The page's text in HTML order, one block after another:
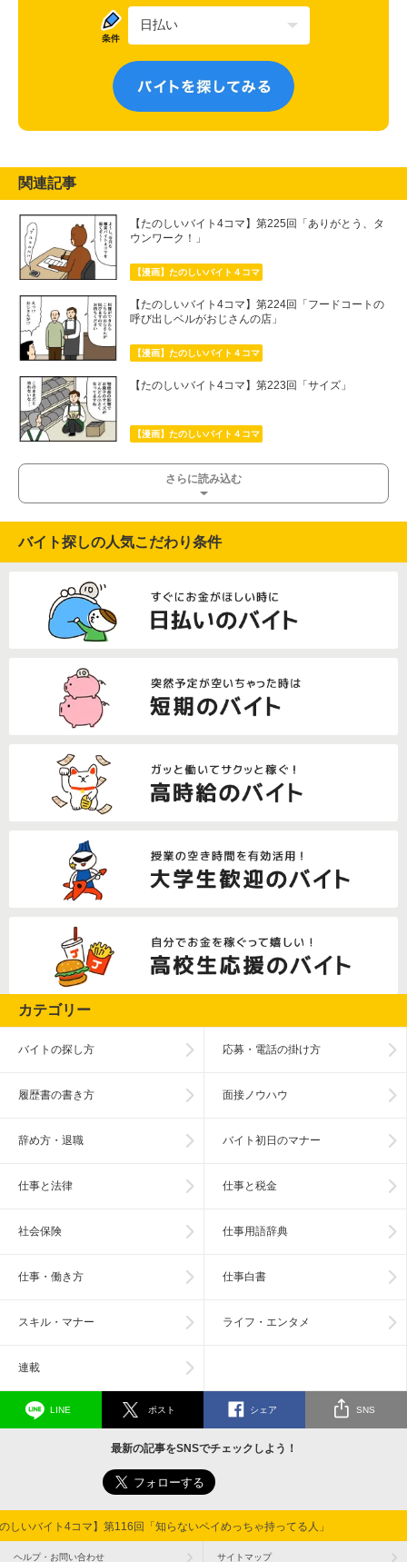
関連記事
【たのしいバイト4コマ】第225回「ありがとう、タ
ウンワーク！」
【漫画】たのしいバイト４コマ
【たのしいバイト4コマ】第224回「フードコートの
呼び出しベルがおじさんの店」
【漫画】たのしいバイト４コマ
【たのしいバイト4コマ】第223回「サイズ」
【漫画】たのしいバイト４コマ
さらに読み込む
バイト探しの人気こだわり条件
カテゴリー
バイトの探し方 応募・電話の掛け方
履歴書の書き方 面接ノウハウ
辞め方・退職 バイト初日のマナー
仕事と法律 仕事と税金
社会保険 仕事用語辞典
仕事・働き方 仕事白書
スキル・マナー ライフ・エンタメ
連載
LINE ポスト シェア SNS
最新の記事をSNSでチェックしよう！
しいバイト4コマ】第116回「知らないペイめっちゃ持ってる人」
ヘルプ・お問い合わせ サイトマップ